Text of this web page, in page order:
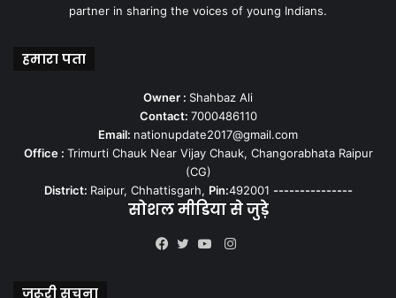
partner in sharing the voices of young Indians.
हमारा पता
Owner : Shahbaz Ali
Contact: 7000486110
Email: nationupdate2017@gmail.com
Office : Trimurti Chauk Near Vijay Chauk, Changorabhata Raipur
(CG)
District: Raipur, Chhattisgarh, Pin:492001 ---------------
सोशल मीडिया से जुड़े
Instagram
जरूरी सूचना